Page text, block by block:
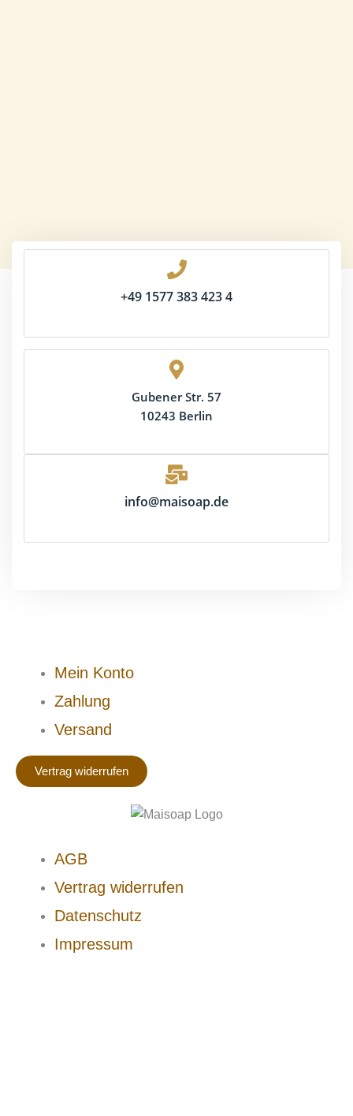
+49 1577 383 423 4
Gubener Str. 57
10243 Berlin
info@maisoap.de
Mein Konto
Zahlung
Versand
Vertrag widerrufen
AGB
Vertrag widerrufen
Datenschutz
Impressum